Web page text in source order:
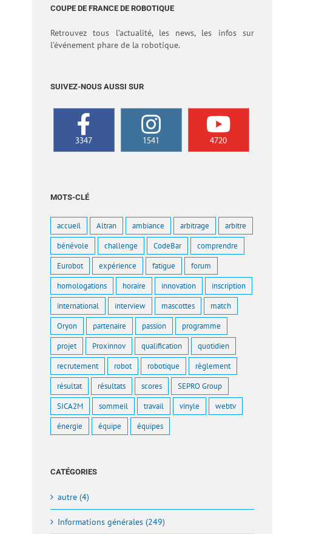
COUPE DE FRANCE DE ROBOTIQUE
Retrouvez tous l’actualité, les news, les infos sur
l’événement phare de la robotique.
SUIVEZ-NOUS AUSSI SUR
3347 1541 4720
MOTS-CLÉ
accueil Altran ambiance arbitrage arbitre
bénévole challenge CodeBar comprendre
Eurobot expérience fatigue forum
homologations horaire innovation inscription
international interview mascottes match
Oryon partenaire passion programme
projet Proxinnov qualification quotidien
recrutement robot robotique règlement
résultat résultats scores SEPRO Group
SICA2M sommeil travail vinyle webtv
énergie équipe équipes
CATÉGORIES
autre (4)
Informations générales (249)